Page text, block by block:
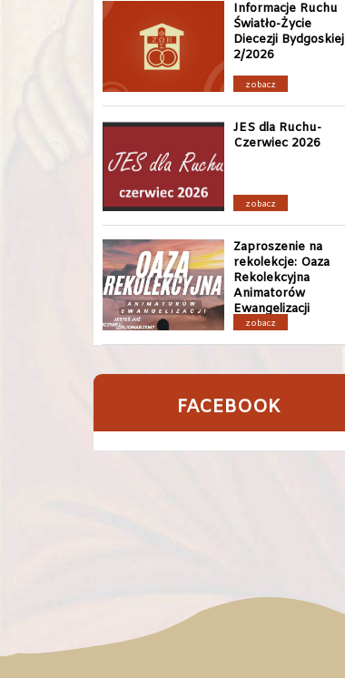
Informacje Ruchu
Światło-Życie
Diecezji Bydgoskiej
2/2026
zobacz
JES dla Ruchu-
Czerwiec 2026
zobacz
Zaproszenie na
rekolekcje: Oaza
Rekolekcyjna
Animatorów
Ewangelizacji
zobacz
FACEBOOK